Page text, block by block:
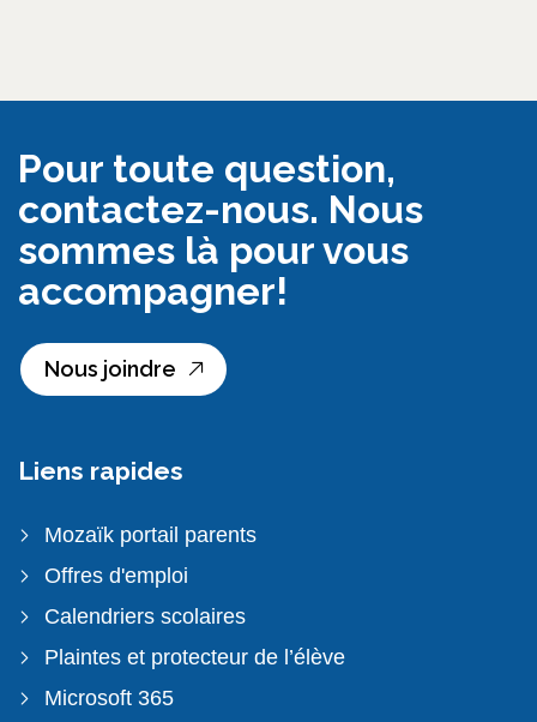
Pour toute question,
contactez-nous. Nous
sommes là pour vous
accompagner!
Nous joindre
Liens rapides
Mozaïk portail parents
Offres d'emploi
Calendriers scolaires
Plaintes et protecteur de l’élève
Microsoft 365